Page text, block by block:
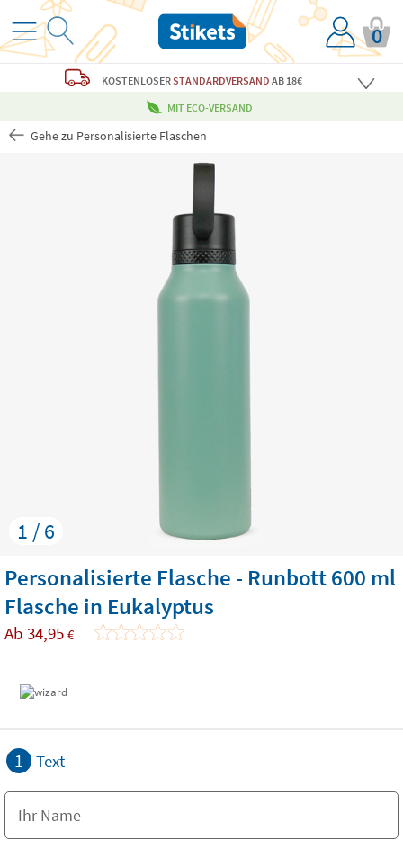
0
KOSTENLOSERSTANDARDVERSAND AB 18€
MIT ECO-VERSAND
Gehe zu Personalisierte Flaschen
1 / 6
Personalisierte Flasche - Runbott 600 ml
Flasche in Eukalyptus
Ab 34,95 €
1 Text